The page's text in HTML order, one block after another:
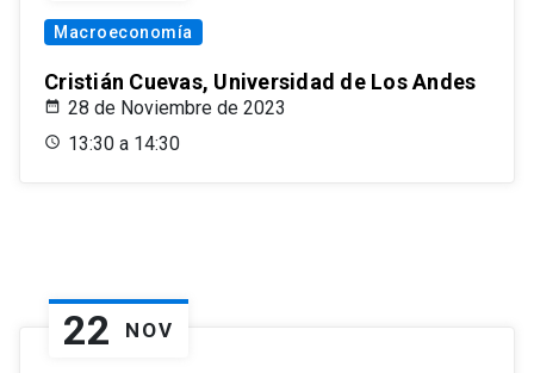
Macroeconomía
Cristián Cuevas, Universidad de Los Andes
28 de Noviembre de 2023
13:30 a 14:30
22 NOV